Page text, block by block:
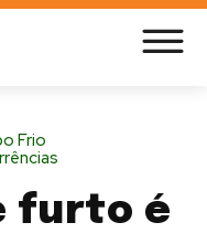
Frio
furto é